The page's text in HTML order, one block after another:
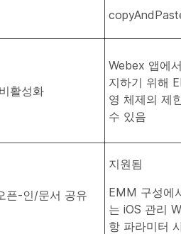
활성화
Webex 앱에
지하기 위해
영 체제의 제
수 있음
픈-인/문서 공유
지원됨
EMM 구성에
는 iOS 관리
항 파라미터